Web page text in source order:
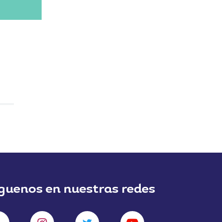
en nuestras redes